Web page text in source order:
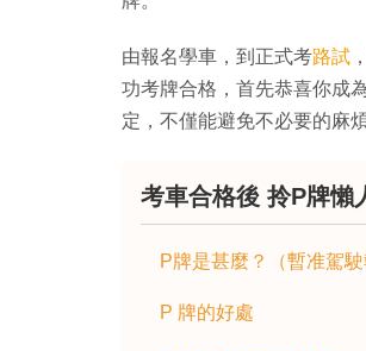
由報名學車，到正式考路試
功考牌合格，首先恭喜你成
定，不僅能避免不必要的麻
考車合格後 拎P牌懶
P牌是甚麼？（暫准駕駛
P 牌的好處